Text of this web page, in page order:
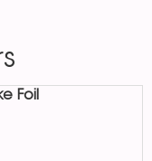
Foil